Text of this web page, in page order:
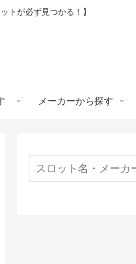
トが必ず見つかる！】
メーカーから探す